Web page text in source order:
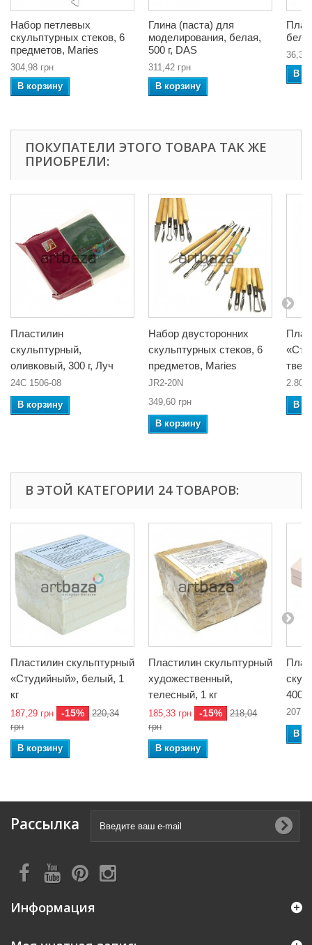
Набор петлевых
скульптурных стеков, 6
предметов, Maries
304,98 грн
В корзину
Глина (паста) для
моделирования, белая,
500 г, DAS
311,42 грн
В корзину
36,34
В
ПОКУПАТЕЛИ ЭТОГО ТОВАРА ТАК ЖЕ
ПРИОБРЕЛИ:
Пластилин
скульптурный,
оливковый, 300 г, Луч
24С 1506-08
В корзину
Набор двусторонних
скульптурных стеков, 6
предметов, Maries
JR2-20N
349,60 грн
В корзину
В
В ЭТОЙ КАТЕГОРИИ 24 ТОВАРОВ:
Пластилин скульптурный
«Студийный», белый, 1
кг
187,29 грн -15%
220,34
грн
В корзину
Пластилин скульптурный
художественный,
телесный, 1 кг
185,33 грн -15%
218,04
грн
В корзину
400
В
Рассылка
Информация